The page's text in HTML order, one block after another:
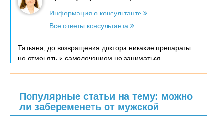
Информация о консультанте
Все ответы консультанта
Татьяна, до возвращения доктора никакие препараты
не отменять и самолечением не заниматься.
Популярные статьи на тему: можно
ли забеременеть от мужской